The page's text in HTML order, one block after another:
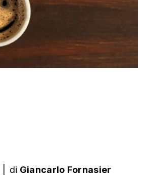
| di Giancarlo Fornasier